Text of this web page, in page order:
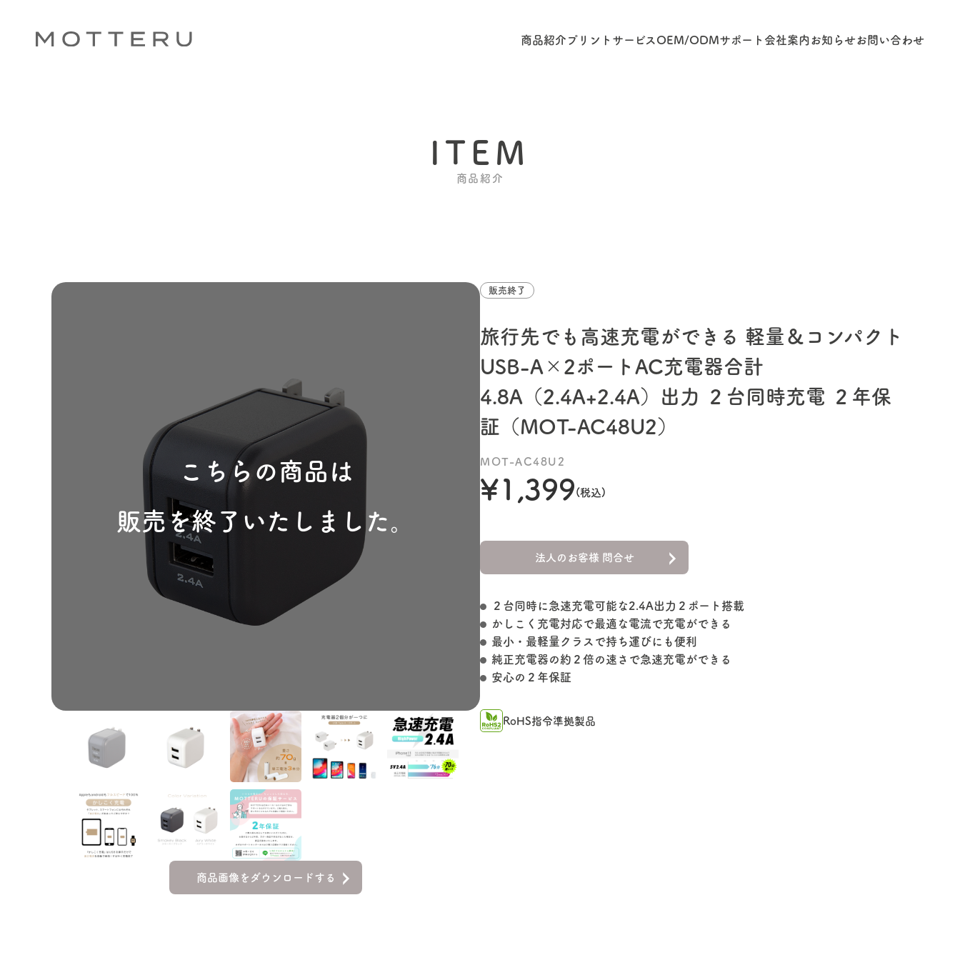
商品紹介 プリントサービス OEM/ODMサポート 会社案内 お知らせお問い合わせ
ITEM
商品紹介
こちらの商品は
販売を終了いたしました。
商品画像をダウンロードする
販売終了
旅行先でも高速充電ができる 軽量＆コンパクト
USB-A×2ポートAC充電器合計
4.8A（2.4A+2.4A）出力 ２台同時充電 ２年保
証（MOT-AC48U2）
MOT-AC48U2
¥1,399 (税込)
法人のお客様 問合せ
２台同時に急速充電可能な2.4A出力２ポート搭載
かしこく充電対応で最適な電流で充電ができる
最小・最軽量クラスで持ち運びにも便利
純正充電器の約２倍の速さで急速充電ができる
安心の２年保証
RoHS指令準拠製品